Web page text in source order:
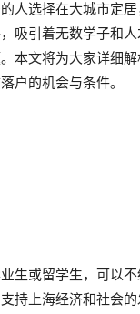
人选择在大城市定
吸引着无数学子和
本文将为大家详细
户的机会与条件。
生或留学生，可以
持上海经济和社会